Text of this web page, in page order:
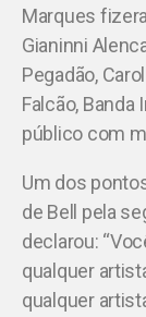
Marques
Gianinni
Pegadão,
Falcão, Banda
público com
Um dos
de Bell pela
declarou:
qualquer
qualquer